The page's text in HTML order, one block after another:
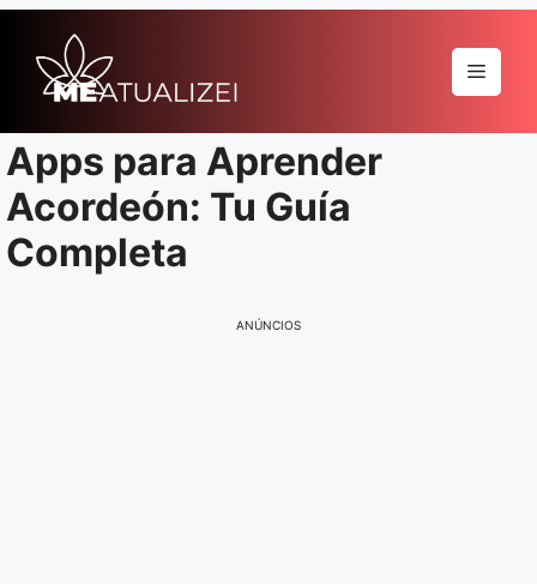
para
Menu
Apps para Aprender
Acordeón: Tu Guía
Completa
ANÚNCIOS